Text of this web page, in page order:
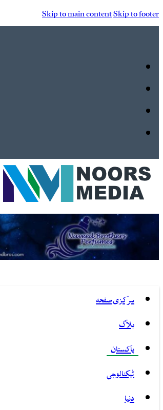
Skip to main contentSkip to footer
مرکزی صفحہ
بلاگ
پاکستان
ٹیکنالوجی
دنیا